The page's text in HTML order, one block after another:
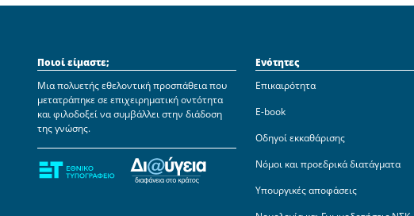
Ποιοί είμαστε;
Μια πολυετής εθελοντική προσπάθεια που
μετατράπηκε σε επιχειρηματική οντότητα
και φιλοδοξεί να συμβάλλει στην διάδοση
της γνώσης.
Ενότητες
Επικαιρότητα
E-book
Οδηγοί εκκαθάρισης
Νόμοι και προεδρικά διατάγματα
Υπουργικές αποφάσεις